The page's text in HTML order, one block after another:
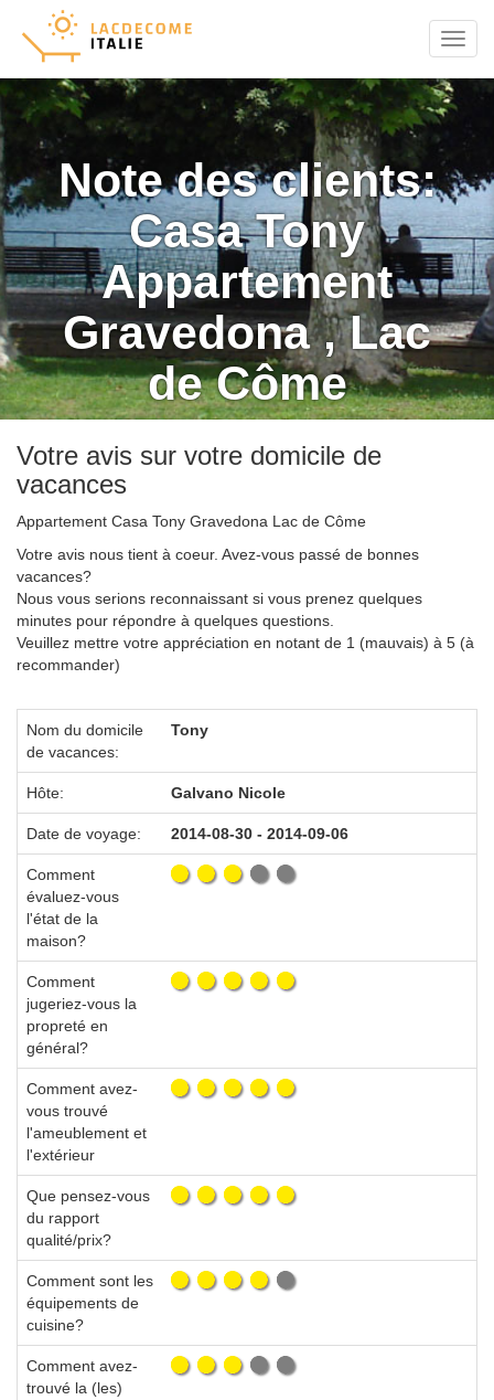
Menu
Note des clients:
Casa Tony
Appartement
Gravedona , Lac
de Côme
Votre avis sur votre domicile de
vacances
Appartement Casa Tony Gravedona Lac de Côme
Votre avis nous tient à coeur. Avez-vous passé de bonnes
vacances?
Nous vous serions reconnaissant si vous prenez quelques
minutes pour répondre à quelques questions.
Veuillez mettre votre appréciation en notant de 1 (mauvais) à 5 (à
recommander)
Nom du domicile
de vacances:
Tony
Hôte: Galvano Nicole
Date de voyage: 2014-08-30 - 2014-09-06
Comment
évaluez-vous
l'état de la
maison?
Comment
jugeriez-vous la
propreté en
général?
Comment avez-
vous trouvé
l'ameublement et
l'extérieur
Que pensez-vous
du rapport
qualité/prix?
Comment sont les
équipements de
cuisine?
Comment avez-
trouvé la (les)